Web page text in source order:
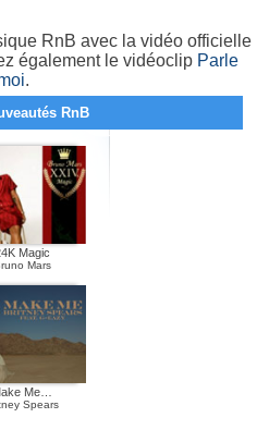
RnB avec la vidéo officielle
également le vidéoclip Parle
.
RnB
Magic
Mars
Me…
Spears